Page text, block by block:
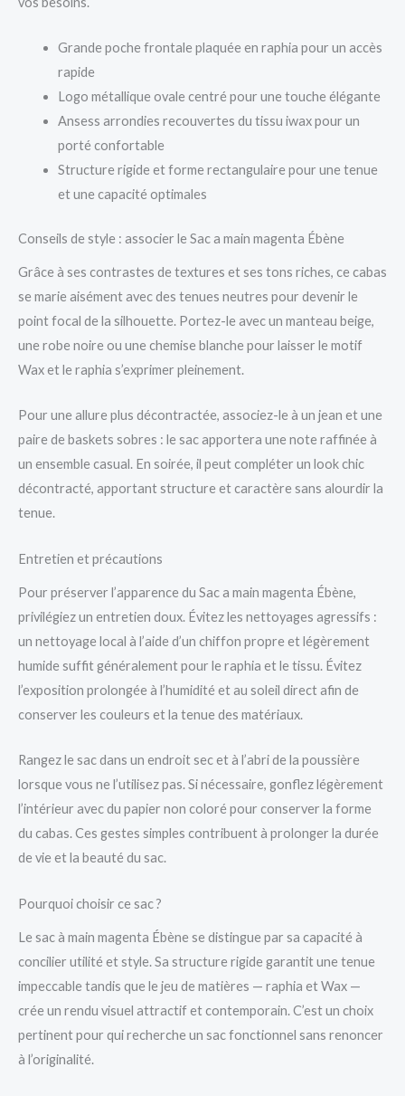
Grande poche frontale plaquée en raphia pour un accès
rapide
Logo métallique ovale centré pour une touche élégante
Ansess arrondies recouvertes du tissu iwax pour un
porté confortable
Structure rigide et forme rectangulaire pour une tenue
et une capacité optimales
Conseils de style : associer le Sac a main magenta Ébène
Grâce à ses contrastes de textures et ses tons riches, ce cabas
se marie aisément avec des tenues neutres pour devenir le
point focal de la silhouette. Portez-le avec un manteau beige,
une robe noire ou une chemise blanche pour laisser le motif
Wax et le raphia s’exprimer pleinement.
Pour une allure plus décontractée, associez-le à un jean et une
paire de baskets sobres : le sac apportera une note raffinée à
un ensemble casual. En soirée, il peut compléter un look chic
décontracté, apportant structure et caractère sans alourdir la
tenue.
Entretien et précautions
Pour préserver l’apparence du Sac a main magenta Ébène,
privilégiez un entretien doux. Évitez les nettoyages agressifs :
un nettoyage local à l’aide d’un chiffon propre et légèrement
humide suffit généralement pour le raphia et le tissu. Évitez
l’exposition prolongée à l’humidité et au soleil direct afin de
conserver les couleurs et la tenue des matériaux.
Rangez le sac dans un endroit sec et à l’abri de la poussière
lorsque vous ne l’utilisez pas. Si nécessaire, gonflez légèrement
l’intérieur avec du papier non coloré pour conserver la forme
du cabas. Ces gestes simples contribuent à prolonger la durée
de vie et la beauté du sac.
Pourquoi choisir ce sac ?
Le sac à main magenta Ébène se distingue par sa capacité à
concilier utilité et style. Sa structure rigide garantit une tenue
impeccable tandis que le jeu de matières — raphia et Wax —
crée un rendu visuel attractif et contemporain. C’est un choix
pertinent pour qui recherche un sac fonctionnel sans renoncer
à l’originalité.